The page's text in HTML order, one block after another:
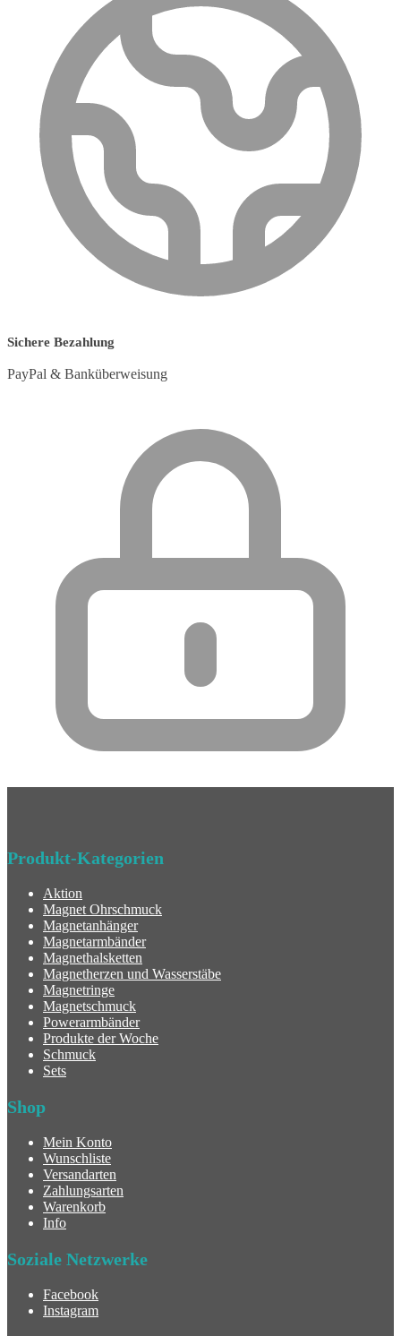
Sichere Bezahlung
PayPal & Banküberweisung
Produkt-Kategorien
Aktion
Magnet Ohrschmuck
Magnetanhänger
Magnetarmbänder
Magnethalsketten
Magnetherzen und Wasserstäbe
Magnetringe
Magnetschmuck
Powerarmbänder
Produkte der Woche
Schmuck
Sets
Shop
Mein Konto
Wunschliste
Versandarten
Zahlungsarten
Warenkorb
Info
Soziale Netzwerke
Facebook
Instagram